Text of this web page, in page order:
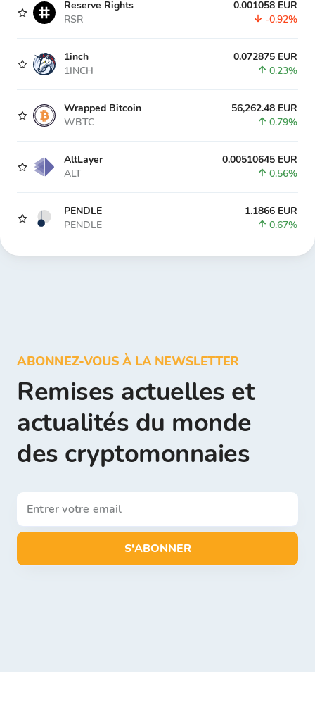
Reserve Rights
RSR
0.001058 EUR
-0.92%
1inch
1INCH
0.072875 EUR
0.23%
Wrapped Bitcoin
WBTC
56,262.48 EUR
0.79%
AltLayer
ALT
0.00510645 EUR
0.56%
PENDLE
PENDLE
1.1866 EUR
0.67%
ABONNEZ-VOUS À LA NEWSLETTER
Remises actuelles et
actualités du monde
des cryptomonnaies
S'ABONNER